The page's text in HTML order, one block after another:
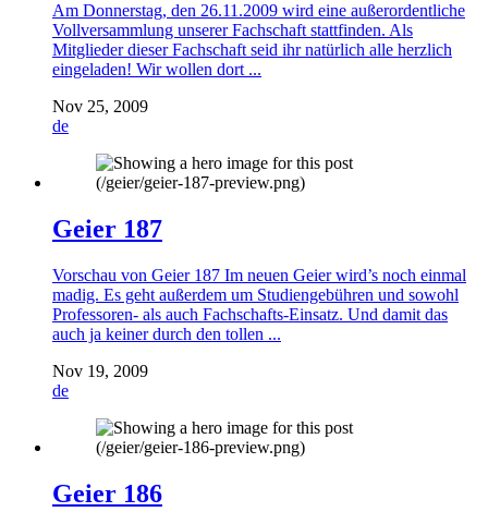
Am Donnerstag, den 26.11.2009 wird eine außerordentliche
Vollversammlung unserer Fachschaft stattfinden. Als
Mitglieder dieser Fachschaft seid ihr natürlich alle herzlich
eingeladen! Wir wollen dort ...
Nov 25, 2009
de
Geier 187
Vorschau von Geier 187 Im neuen Geier wird’s noch einmal
madig. Es geht außerdem um Studiengebühren und sowohl
Professoren- als auch Fachschafts-Einsatz. Und damit das
auch ja keiner durch den tollen ...
Nov 19, 2009
de
Geier 186